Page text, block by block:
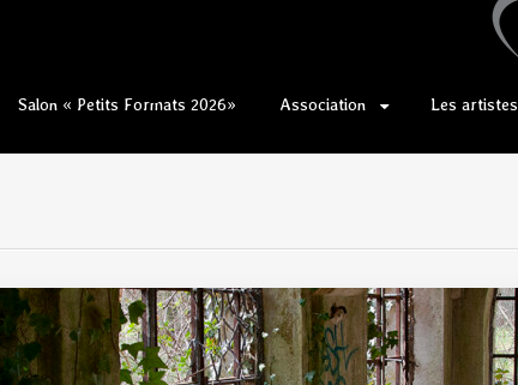
Salon « Petits Formats 2026» Association Les artistes